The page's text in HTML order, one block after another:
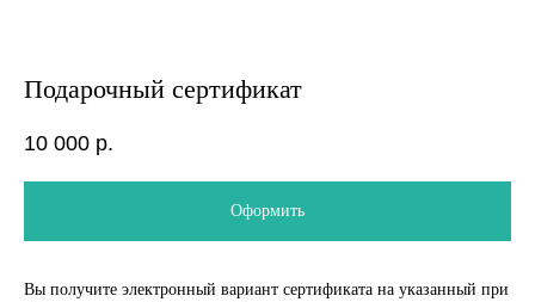
Подарочный сертификат
10 000 р.
Оформить
Вы получите электронный вариант сертификата на указанный при